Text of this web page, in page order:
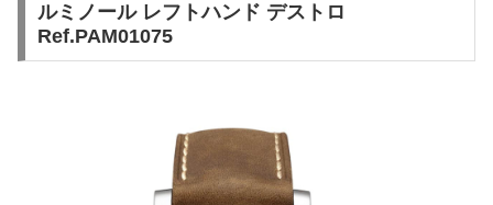
ルミノール レフトハンド デストロ
Ref.PAM01075